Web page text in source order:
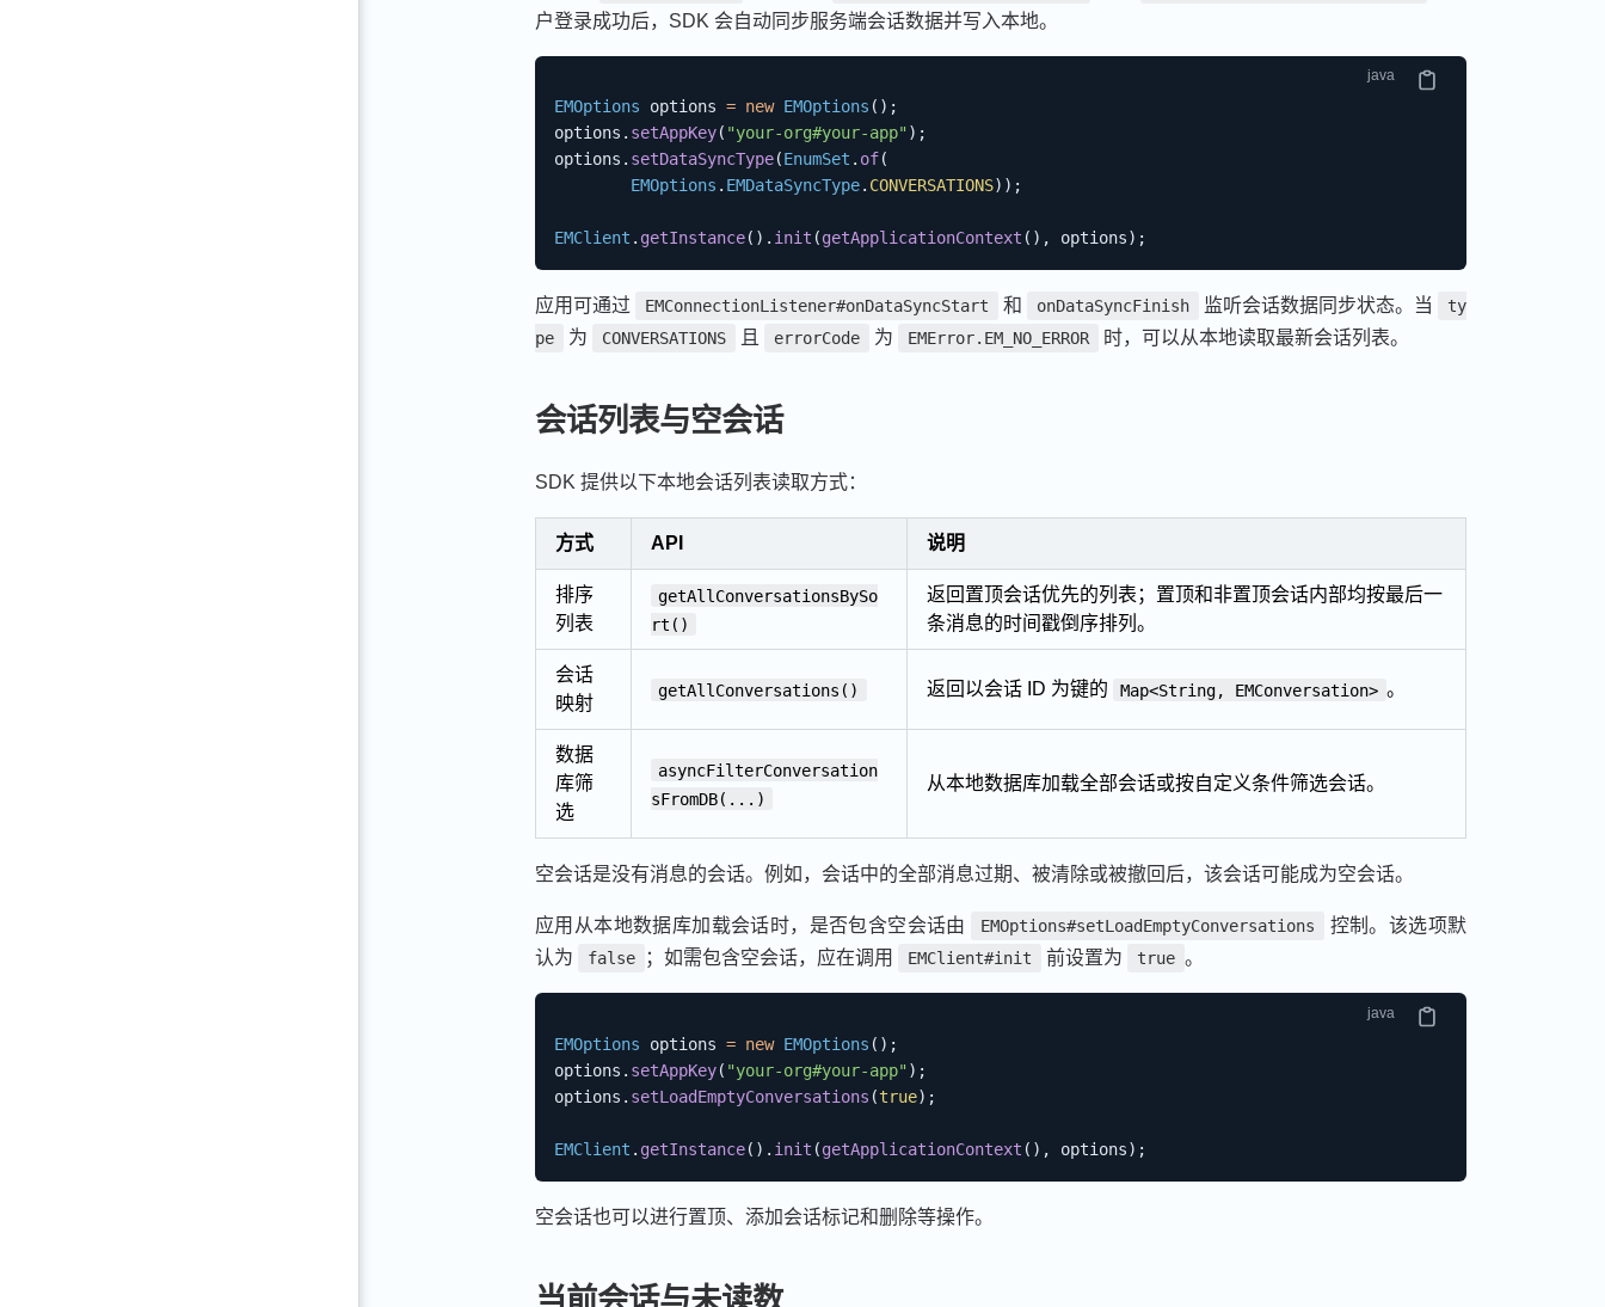
户登录成功后，SDK 会自动同步服务端会话数据并写入本地。
EMOptions options = new EMOptions ( ) ;
options . setAppKey( "your-org#your-app" ) ;
options . setDataSyncType(EnumSet . of(
EMOptions . EMDataSyncType. CONVERSATIONS) ) ;
EMClient . getInstance( ) . init (getApplicationContext ( ) , options) ;
应用可通过 EMConnectionListener#onDataSyncStart 和 onDataSyncFinish 监听会话数据同步状态。当
ty
pe
为 CONVERSATIONS 且 errorCode 为 EMError.EM_NO_ERROR 时，可以从本地读取最新会话列表。
会话列表与空会话
SDK 提供以下本地会话列表读取方式：
方式 API 说明
排序
列表
getAllConversationsBySo
rt()
返回置顶会话优先的列表；置顶和非置顶会话内部均按最后一
条消息的时间戳倒序排列。
会话
映射
getAllConversations() 返回以会话 ID 为键的 Map<String, EMConversation> 。
数据
库筛
选
asyncFilterConversation
sFromDB(...)
从本地数据库加载全部会话或按自定义条件筛选会话。
空会话是没有消息的会话。例如，会话中的全部消息过期、被清除或被撤回后，该会话可能成为空会话。
应用从本地数据库加载会话时，是否包含空会话由 EMOptions#setLoadEmptyConversations
控制。该选项默
认为
false ；如需包含空会话，应在调用 EMClient#init 前设置为 true 。
EMOptions options = new EMOptions ( ) ;
options . setAppKey( "your-org#your-app" ) ;
options . setLoadEmptyConversations (true) ;
EMClient . getInstance( ) . init (getApplicationContext ( ) , options) ;
空会话也可以进行置顶、添加会话标记和删除等操作。
当前会话与未读数